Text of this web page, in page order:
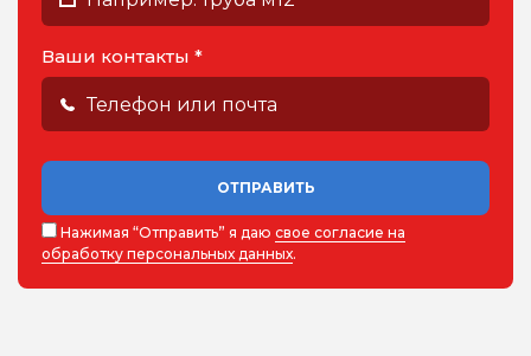
Ваши контакты *
ОТПРАВИТЬ
Нажимая “Отправить” я даю свое согласие на
обработку персональных данных.